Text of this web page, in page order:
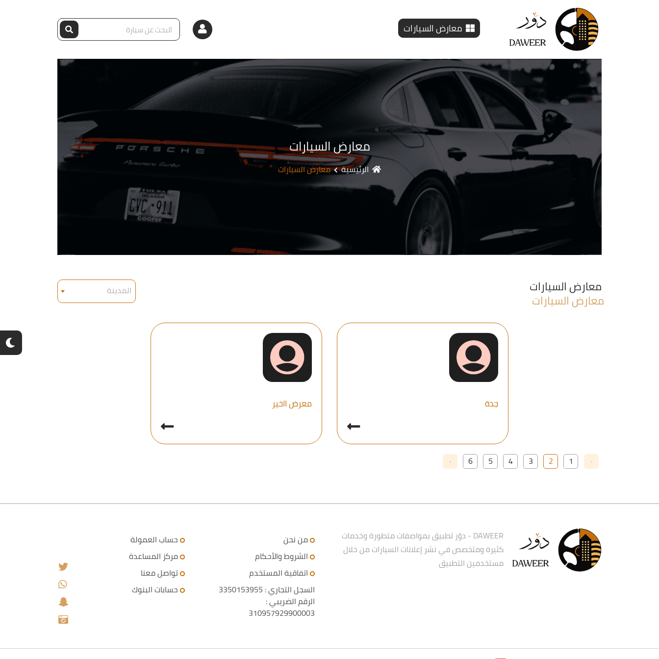
معارض السيارات
معارض السيارات
الرئيسية معارض السيارات
معارض السيارات المدينة
جدة معرض ااخير
‹
1
2
3
4
5
6
›
DAWEER - دوّر تطبيق بمواصفات متطورة وخدمات
كثيرة ومتخصص في نشر إعلانات السيارات من خلال
مستخدمين التطبيق
من نحن
الشروط والأحكام
اتفاقية المستخدم
السجل التجاري : 3350153955
الرقم الضريبي :
310957929900003
حساب العمولة
مركز المساعدة
تواصل معنا
حسابات البنوك